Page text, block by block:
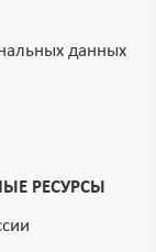
данных
РЕСУРСЫ